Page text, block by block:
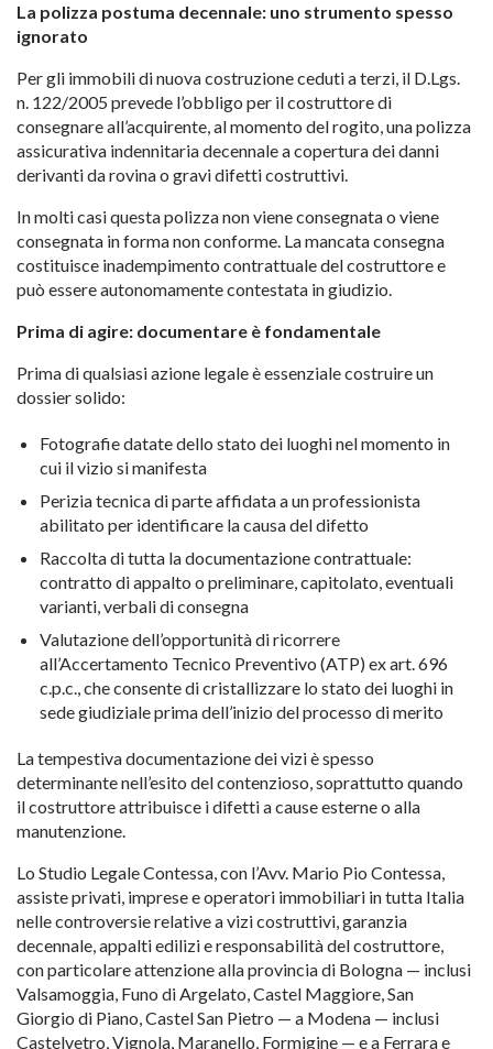
La polizza postuma decennale: uno strumento spesso
ignorato
Per gli immobili di nuova costruzione ceduti a terzi, il D.Lgs.
n. 122/2005 prevede l’obbligo per il costruttore di
consegnare all’acquirente, al momento del rogito, una polizza
assicurativa indennitaria decennale a copertura dei danni
derivanti da rovina o gravi difetti costruttivi.
In molti casi questa polizza non viene consegnata o viene
consegnata in forma non conforme. La mancata consegna
costituisce inadempimento contrattuale del costruttore e
può essere autonomamente contestata in giudizio.
Prima di agire: documentare è fondamentale
Prima di qualsiasi azione legale è essenziale costruire un
dossier solido:
Fotografie datate dello stato dei luoghi nel momento in
cui il vizio si manifesta
Perizia tecnica di parte affidata a un professionista
abilitato per identificare la causa del difetto
Raccolta di tutta la documentazione contrattuale:
contratto di appalto o preliminare, capitolato, eventuali
varianti, verbali di consegna
Valutazione dell’opportunità di ricorrere
all’Accertamento Tecnico Preventivo (ATP) ex art. 696
c.p.c., che consente di cristallizzare lo stato dei luoghi in
sede giudiziale prima dell’inizio del processo di merito
La tempestiva documentazione dei vizi è spesso
determinante nell’esito del contenzioso, soprattutto quando
il costruttore attribuisce i difetti a cause esterne o alla
manutenzione.
Lo Studio Legale Contessa, con l’Avv. Mario Pio Contessa,
assiste privati, imprese e operatori immobiliari in tutta Italia
nelle controversie relative a vizi costruttivi, garanzia
decennale, appalti edilizi e responsabilità del costruttore,
con particolare attenzione alla provincia di Bologna — inclusi
Valsamoggia, Funo di Argelato, Castel Maggiore, San
Giorgio di Piano, Castel San Pietro — a Modena — inclusi
Castelvetro, Vignola, Maranello, Formigine — e a Ferrara e